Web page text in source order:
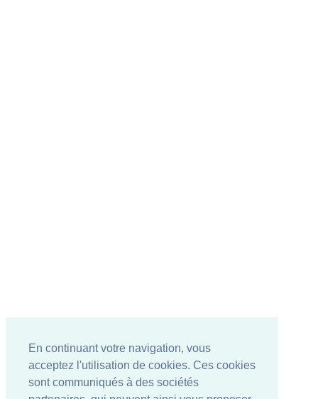
En continuant votre navigation, vous
acceptez l'utilisation de cookies. Ces cookies
sont communiqués à des sociétés